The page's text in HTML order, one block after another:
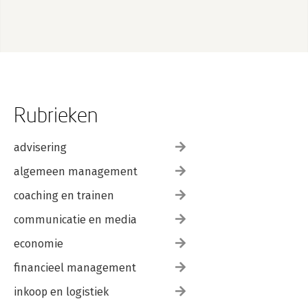
Rubrieken
advisering
algemeen management
coaching en trainen
communicatie en media
economie
financieel management
inkoop en logistiek